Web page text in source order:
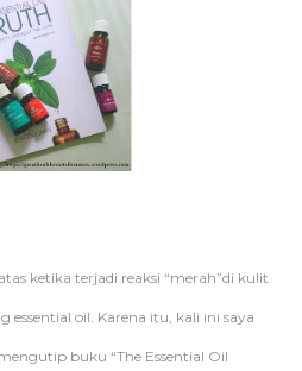
ketika terjadi reaksi “merah”di kulit
essential oil. Karena itu, kali ini saya
buku “The Essential Oil